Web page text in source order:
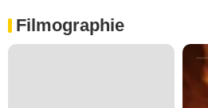
Filmographie